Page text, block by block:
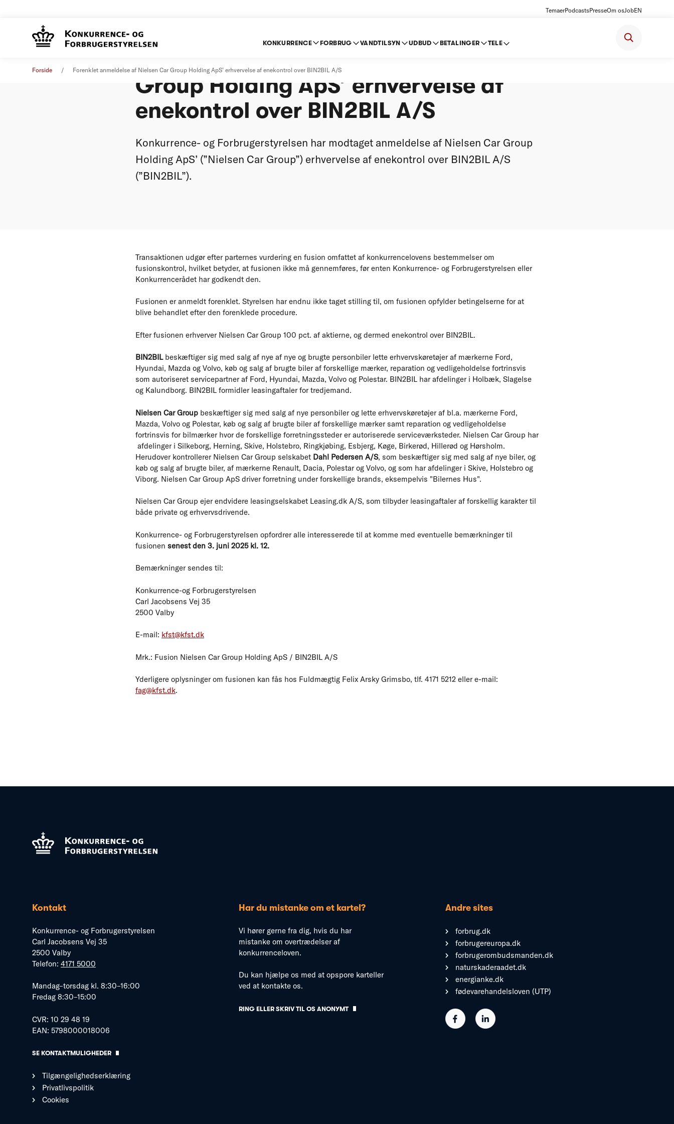
TemaerPodcastsPresseOm osJobEN
KONKURRENCE FORBRUG VANDTILSYN UDBUD BETALINGER TELE
Forside Forenklet anmeldelse af Nielsen Car Group Holding ApS’ erhvervelse af enekontrol over BIN2BIL A/S
Group Holding ApS’ erhvervelse af
enekontrol over BIN2BIL A/S
Konkurrence- og Forbrugerstyrelsen har modtaget anmeldelse af Nielsen Car Group
Holding ApS’ (”Nielsen Car Group”) erhvervelse af enekontrol over BIN2BIL A/S
(”BIN2BIL”).
Transaktionen udgør efter parternes vurdering en fusion omfattet af konkurrencelovens bestemmelser om
fusionskontrol, hvilket betyder, at fusionen ikke må gennemføres, før enten Konkurrence- og Forbrugerstyrelsen eller
Konkurrencerådet har godkendt den.
Fusionen er anmeldt forenklet. Styrelsen har endnu ikke taget stilling til, om fusionen opfylder betingelserne for at
blive behandlet efter den forenklede procedure.
Efter fusionen erhverver Nielsen Car Group 100 pct. af aktierne, og dermed enekontrol over BIN2BIL.
BIN2BIL beskæftiger sig med salg af nye af nye og brugte personbiler lette erhvervskøretøjer af mærkerne Ford,
Hyundai, Mazda og Volvo, køb og salg af brugte biler af forskellige mærker, reparation og vedligeholdelse fortrinsvis
som autoriseret servicepartner af Ford, Hyundai, Mazda, Volvo og Polestar. BIN2BIL har afdelinger i Holbæk, Slagelse
og Kalundborg. BIN2BIL formidler leasingaftaler for tredjemand.
Nielsen Car Group beskæftiger sig med salg af nye personbiler og lette erhvervskøretøjer af bl.a. mærkerne Ford,
Mazda, Volvo og Polestar, køb og salg af brugte biler af forskellige mærker samt reparation og vedligeholdelse
fortrinsvis for bilmærker hvor de forskellige forretningssteder er autoriserede serviceværksteder. Nielsen Car Group har
afdelinger i Silkeborg, Herning, Skive, Holstebro, Ringkjøbing, Esbjerg, Køge, Birkerød, Hillerød og Hørsholm.
Herudover kontrollerer Nielsen Car Group selskabet Dahl Pedersen A/S, som beskæftiger sig med salg af nye biler, og
køb og salg af brugte biler, af mærkerne Renault, Dacia, Polestar og Volvo, og som har afdelinger i Skive, Holstebro og
Viborg. Nielsen Car Group ApS driver forretning under forskellige brands, eksempelvis "Bilernes Hus".
Nielsen Car Group ejer endvidere leasingselskabet Leasing.dk A/S, som tilbyder leasingaftaler af forskellig karakter til
både private og erhvervsdrivende.
Konkurrence- og Forbrugerstyrelsen opfordrer alle interesserede til at komme med eventuelle bemærkninger til
fusionen senest den 3. juni 2025 kl. 12.
Bemærkninger sendes til:
Konkurrence-og Forbrugerstyrelsen
Carl Jacobsens Vej 35
2500 Valby
E-mail: kfst@kfst.dk
Mrk.: Fusion Nielsen Car Group Holding ApS / BIN2BIL A/S
Yderligere oplysninger om fusionen kan fås hos Fuldmægtig Felix Arsky Grimsbo, tlf. 4171 5212 eller e-mail:
fag@kfst.dk.
Kontakt
Konkurrence- og Forbrugerstyrelsen
Carl Jacobsens Vej 35
2500 Valby
Telefon: 4171 5000
Mandag–torsdag kl. 8:30–16:00
Fredag 8:30–15:00
CVR: 10 29 48 19
EAN: 5798000018006
SE KONTAKTMULIGHEDER
Tilgængelighedserklæring
Privatlivspolitik
Cookies
Har du mistanke om et kartel?
Vi hører gerne fra dig, hvis du har
mistanke om overtrædelser af
konkurrenceloven.
Du kan hjælpe os med at opspore karteller
ved at kontakte os.
RING ELLER SKRIV TIL OS ANONYMT
Andre sites
forbrug.dk
forbrugereuropa.dk
forbrugerombudsmanden.dk
naturskaderaadet.dk
energianke.dk
fødevarehandelsloven (UTP)